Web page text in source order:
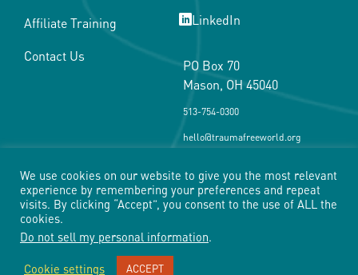
Affiliate Training
Contact Us
LinkedIn
PO Box 70
Mason, OH 45040
513-754-0300
hello@traumafreeworld.org
© Trauma Free World Copyright 2026
We use cookies on our website to give you the most relevant
experience by remembering your preferences and repeat
visits. By clicking “Accept”, you consent to the use of ALL the
cookies.
Do not sell my personal information.
Cookie settings
ACCEPT